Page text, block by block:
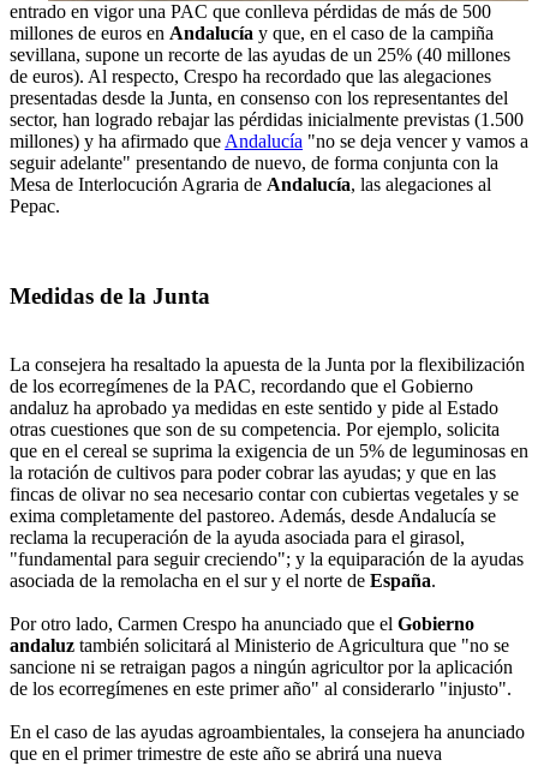
entrado en vigor una PAC que conlleva pérdidas de más de 500
millones de euros en Andalucía y que, en el caso de la campiña
sevillana, supone un recorte de las ayudas de un 25% (40 millones
de euros). Al respecto, Crespo ha recordado que las alegaciones
presentadas desde la Junta, en consenso con los representantes del
sector, han logrado rebajar las pérdidas inicialmente previstas (1.500
millones) y ha afirmado que Andalucía "no se deja vencer y vamos a
seguir adelante" presentando de nuevo, de forma conjunta con la
Mesa de Interlocución Agraria de Andalucía, las alegaciones al
Pepac.
Medidas de la Junta
La consejera ha resaltado la apuesta de la Junta por la flexibilización
de los ecorregímenes de la PAC, recordando que el Gobierno
andaluz ha aprobado ya medidas en este sentido y pide al Estado
otras cuestiones que son de su competencia. Por ejemplo, solicita
que en el cereal se suprima la exigencia de un 5% de leguminosas en
la rotación de cultivos para poder cobrar las ayudas; y que en las
fincas de olivar no sea necesario contar con cubiertas vegetales y se
exima completamente del pastoreo. Además, desde Andalucía se
reclama la recuperación de la ayuda asociada para el girasol,
"fundamental para seguir creciendo"; y la equiparación de la ayudas
asociada de la remolacha en el sur y el norte de España.
Por otro lado, Carmen Crespo ha anunciado que el Gobierno
andaluz también solicitará al Ministerio de Agricultura que "no se
sancione ni se retraigan pagos a ningún agricultor por la aplicación
de los ecorregímenes en este primer año" al considerarlo "injusto".
En el caso de las ayudas agroambientales, la consejera ha anunciado
que en el primer trimestre de este año se abrirá una nueva